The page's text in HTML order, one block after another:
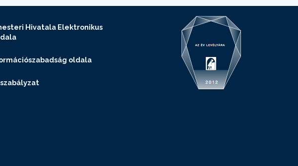
Hivatala Elektronikus
oldala